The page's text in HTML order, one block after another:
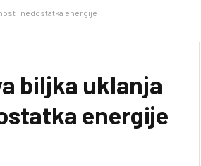
i nedostatka energije
biljka uklanja
energije